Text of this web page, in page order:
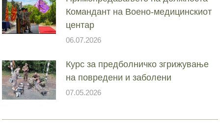
Командант на Воено-медицинскиот
центар
06.07.2026
Курс за предболничко згрижување
на повредени и заболени
07.05.2026